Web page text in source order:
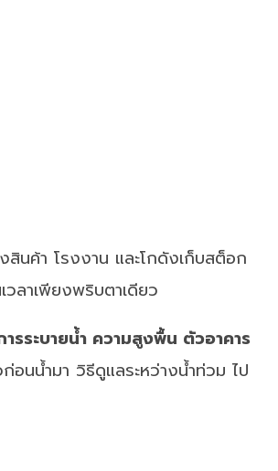
สินค้า โรงงาน และโกดังเก็บสต็อก
วลาเพียงพริบตาเดียว
ารระบายน้ำ ความสูงพื้น ตัวอาคาร
อนน้ำมา วิธีดูแลระหว่างน้ำท่วม ไป